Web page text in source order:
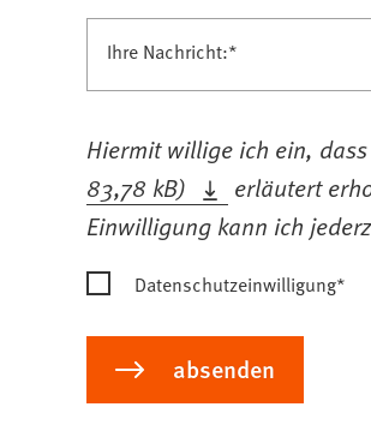
Ihre Nachricht:*
Einwilligung
Datenschutzbestimmung
Hiermit willige ich ein,
83,78 kB
erläutert
Einwilligung kann ich
Datenschutzeinwilligung*
lassen
absenden